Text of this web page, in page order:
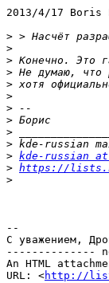
2013/4/17 Boris
>
>
>
>
>
>
>
>
>
>
> kde-russian
> https://
>
--
С уважением,
--------------
An HTML
URL: <http://